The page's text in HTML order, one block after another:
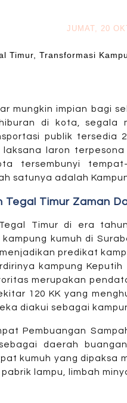
JUMAT, 20
Timur, Transformasi
mungkin impian bagi
di kota, segala
publik tersedia
laron
tersembunyi
satunya adalah
Tegal Timur Zaman
Timur di era
kumuh di
predikat
kampung
merupakan
120 KK yang
diakui sebagai
Pembuangan
daerah
kumuh yang dipaksa
lampu, limbah